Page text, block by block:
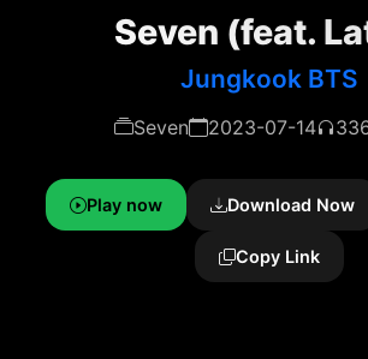
Seven (feat.
Jungkook BTS
Seven 2023-07-14
Play now Download Now
Copy Link